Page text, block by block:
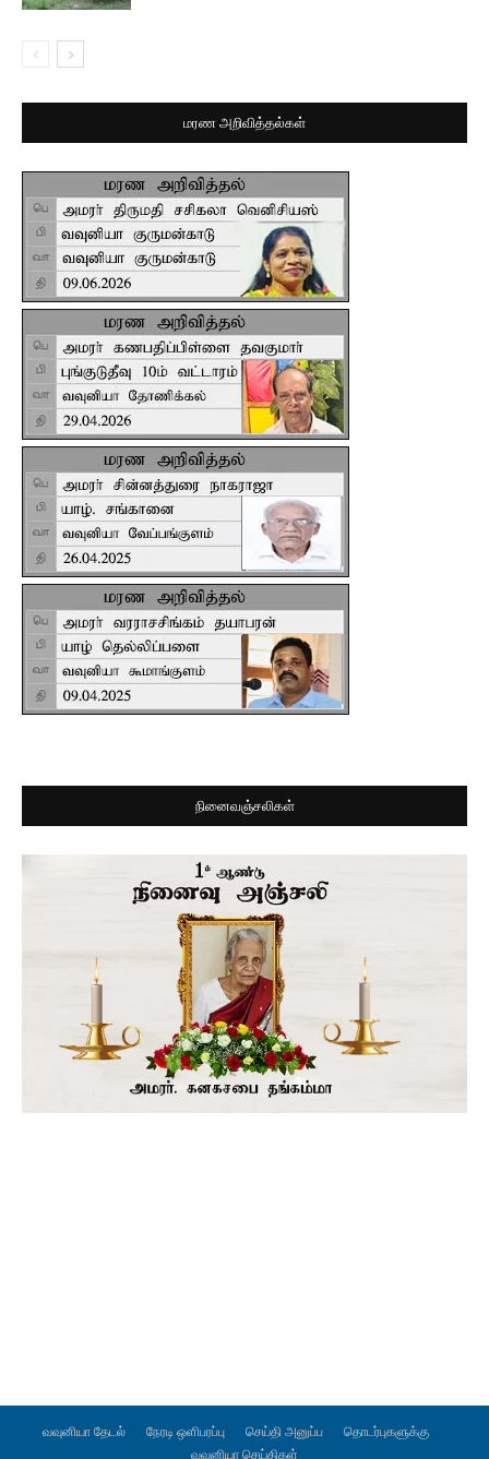
மரண அறிவித்தல்கள்
நினைவஞ்சலிகள்
வவுனியா தேடல் நேரடி ஒளிபரப்பு செய்தி அனுப்ப
தொடர்புகளுக்கு
வவுனியா செய்திகள்